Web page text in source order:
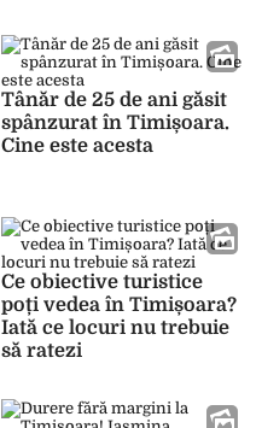
Tânăr de 25 de ani găsit
spânzurat în Timișoara.
Cine este acesta
Ce obiective turistice
poți vedea în Timișoara?
Iată ce locuri nu trebuie
să ratezi